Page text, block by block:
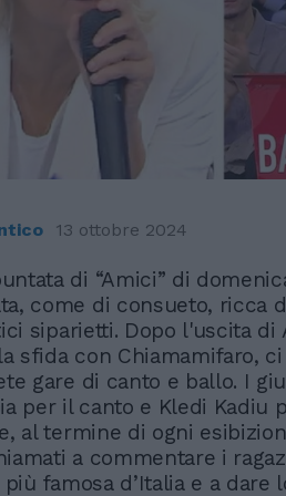
13 ottobre 2024
di “Amici” di
come di consueto, ricca
siparietti. Dopo l'uscita di
sfida con Chiamamifaro,
gare di canto e ballo. I
per il canto e Kledi Kadiu
al termine di ogni
a commentare i
famosa d’Italia e a dare
Rudy
Trump,
americana